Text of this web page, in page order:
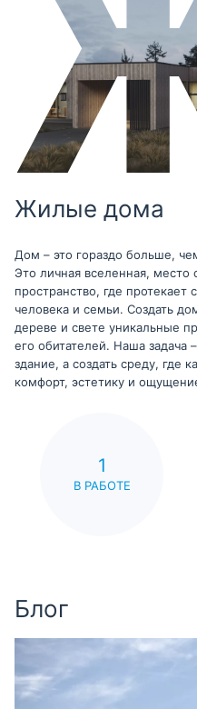
Жилые дома
Дом – это гораздо больше,
Это личная вселенная, место
пространство, где протекает
человека и семьи. Создать
дереве и свете уникальные
его обитателей. Наша задача
здание, а создать среду, где
комфорт, эстетику и
1
В РАБОТЕ
Блог